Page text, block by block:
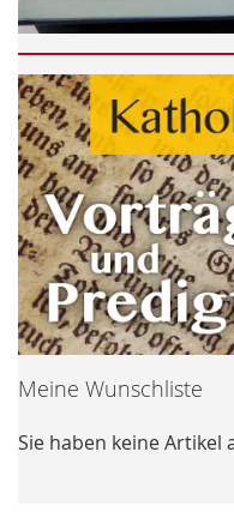
Meine Wunschliste
Sie haben keine Artikel